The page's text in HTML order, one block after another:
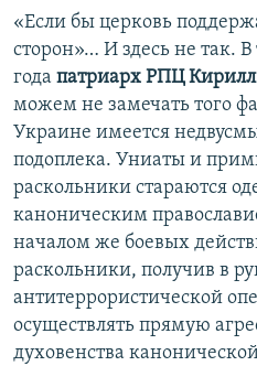
«Если бы церковь
сторон»… И здесь не так.
года патриарх РПЦ Кирилл
можем не замечать того
Украине имеется
подоплека. Униаты и
раскольники стараются
каноническим
началом же боевых
раскольники, получив в
антитеррористической
осуществлять прямую
духовенства